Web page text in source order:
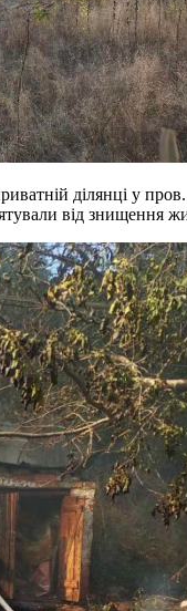
ділянці у
від знищення